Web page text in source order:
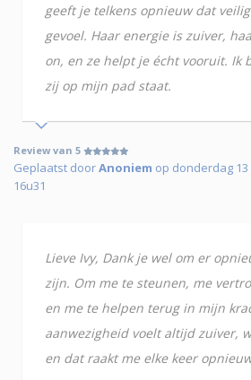
geeft je telkens opnieuw dat
gevoel. Haar energie is zuiver,
on, en ze helpt je écht vooruit. Ik
zij op mijn pad staat.
Review van 5
Geplaatst doorAnoniem op donderdag
16u31
Lieve Ivy, Dank je wel om er
zijn. Om me te steunen, me
en me te helpen terug in mijn
aanwezigheid voelt altijd zuiver,
en dat raakt me elke keer